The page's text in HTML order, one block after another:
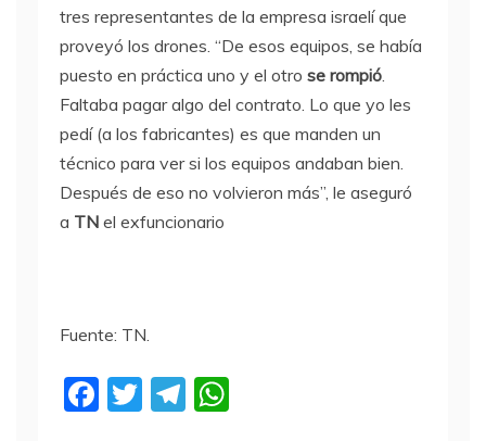
tres representantes de la empresa israelí que
proveyó los drones. “De esos equipos, se había
puesto en práctica uno y el otro se rompió.
Faltaba pagar algo del contrato. Lo que yo les
pedí (a los fabricantes) es que manden un
técnico para ver si los equipos andaban bien.
Después de eso no volvieron más”, le aseguró
a TN el exfuncionario
Fuente: TN.
F
T
T